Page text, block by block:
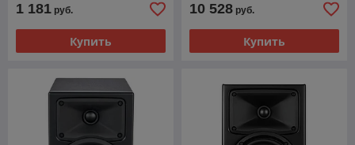
1 181 руб.
Купить
10 528 руб.
Купить